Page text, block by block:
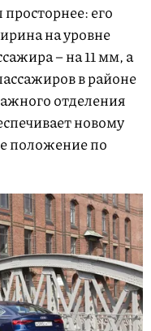
его
на уровне
– на 11 мм, а
в районе
отделения
новому
положение по